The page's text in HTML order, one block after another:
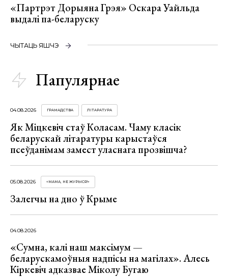
«Партрэт Дорыяна Грэя» Оскара Уайльда
выдалі па-беларуску
ЧЫТАЦЬ ЯШЧЭ
Папулярнае
04.08.2026 ГРАМАДСТВА ЛІТАРАТУРА
Як Міцкевіч стаў Коласам. Чаму класік
беларускай літаратуры карыстаўся
псеўданімам замест уласнага прозвішча?
05.08.2026 «МАМА, НЕ ЖУРЫСЯ!»
Залегчы на дно ў Крыме
04.08.2026
«Сумна, калі наш максімум —
беларускамоўныя надпісы на магілах». Алесь
Кіркевіч адказвае Міколу Бугаю